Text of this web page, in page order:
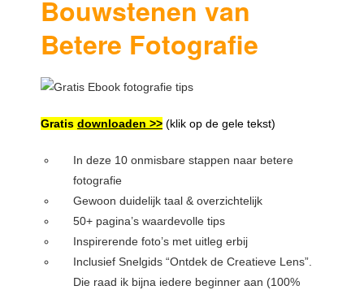
Bouwstenen van
Betere Fotografie
Gratis downloaden >> (klik op de gele tekst)
In deze 10 onmisbare stappen naar betere
fotografie
Gewoon duidelijk taal & overzichtelijk
50+ pagina’s waardevolle tips
Inspirerende foto’s met uitleg erbij
Inclusief Snelgids “Ontdek de Creatieve Lens”.
Die raad ik bijna iedere beginner aan (100%